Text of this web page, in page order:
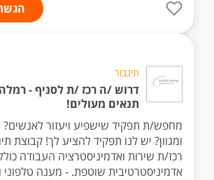
תיגבור
דרוש /ה רכז /ת לסניף -
תנאים מעולים!
מחפש/ת תפקיד שישפיע ויעזור לאנשים?
ומגוון? יש לנו תפקיד להציע לך! קבוצת
רכז/ת שירות ואדמיניסטרציה העבודה
אדמיניסטרטיבית שוטפת. - מענה טלפוני